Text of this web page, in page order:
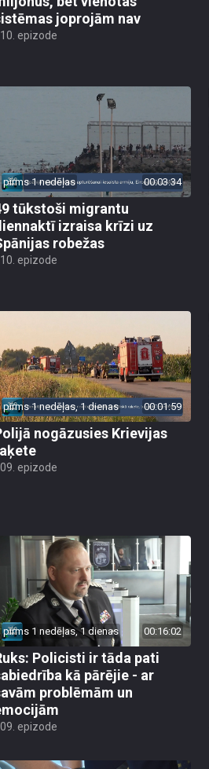
joprojām nav
epizode
pirms 1 nedēļas 00:03:34
tūkstoši migrantu
izraisa krīzi uz
robežas
epizode
pirms 1 nedēļas, 1 dienas 00:01:59
nogāzusies Krievijas
epizode
pirms 1 nedēļas, 1 dienas 00:16:02
Policisti ir tāda pati
kā pārējie - ar
problēmām un
epizode